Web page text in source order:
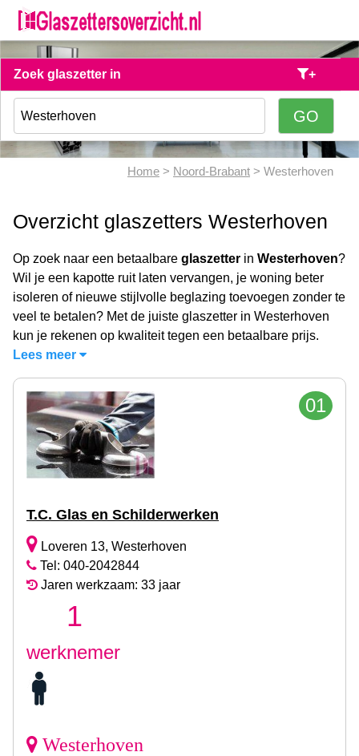
Zoek glaszetter in +
Home > Noord-Brabant > Westerhoven
Overzicht glaszetters Westerhoven
Op zoek naar een betaalbare glaszetter in Westerhoven?
Wil je een kapotte ruit laten vervangen, je woning beter
isoleren of nieuwe stijlvolle beglazing toevoegen zonder te
veel te betalen? Met de juiste glaszetter in Westerhoven
kun je rekenen op kwaliteit tegen een betaalbare prijs.
Lees meer
01
T.C. Glas en Schilderwerken
Loveren 13, Westerhoven
Tel: 040-2042844
Jaren werkzaam: 33 jaar
1
werknemer
Westerhoven